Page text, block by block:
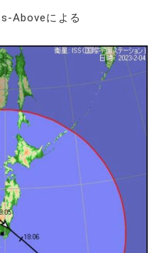
Aboveによる